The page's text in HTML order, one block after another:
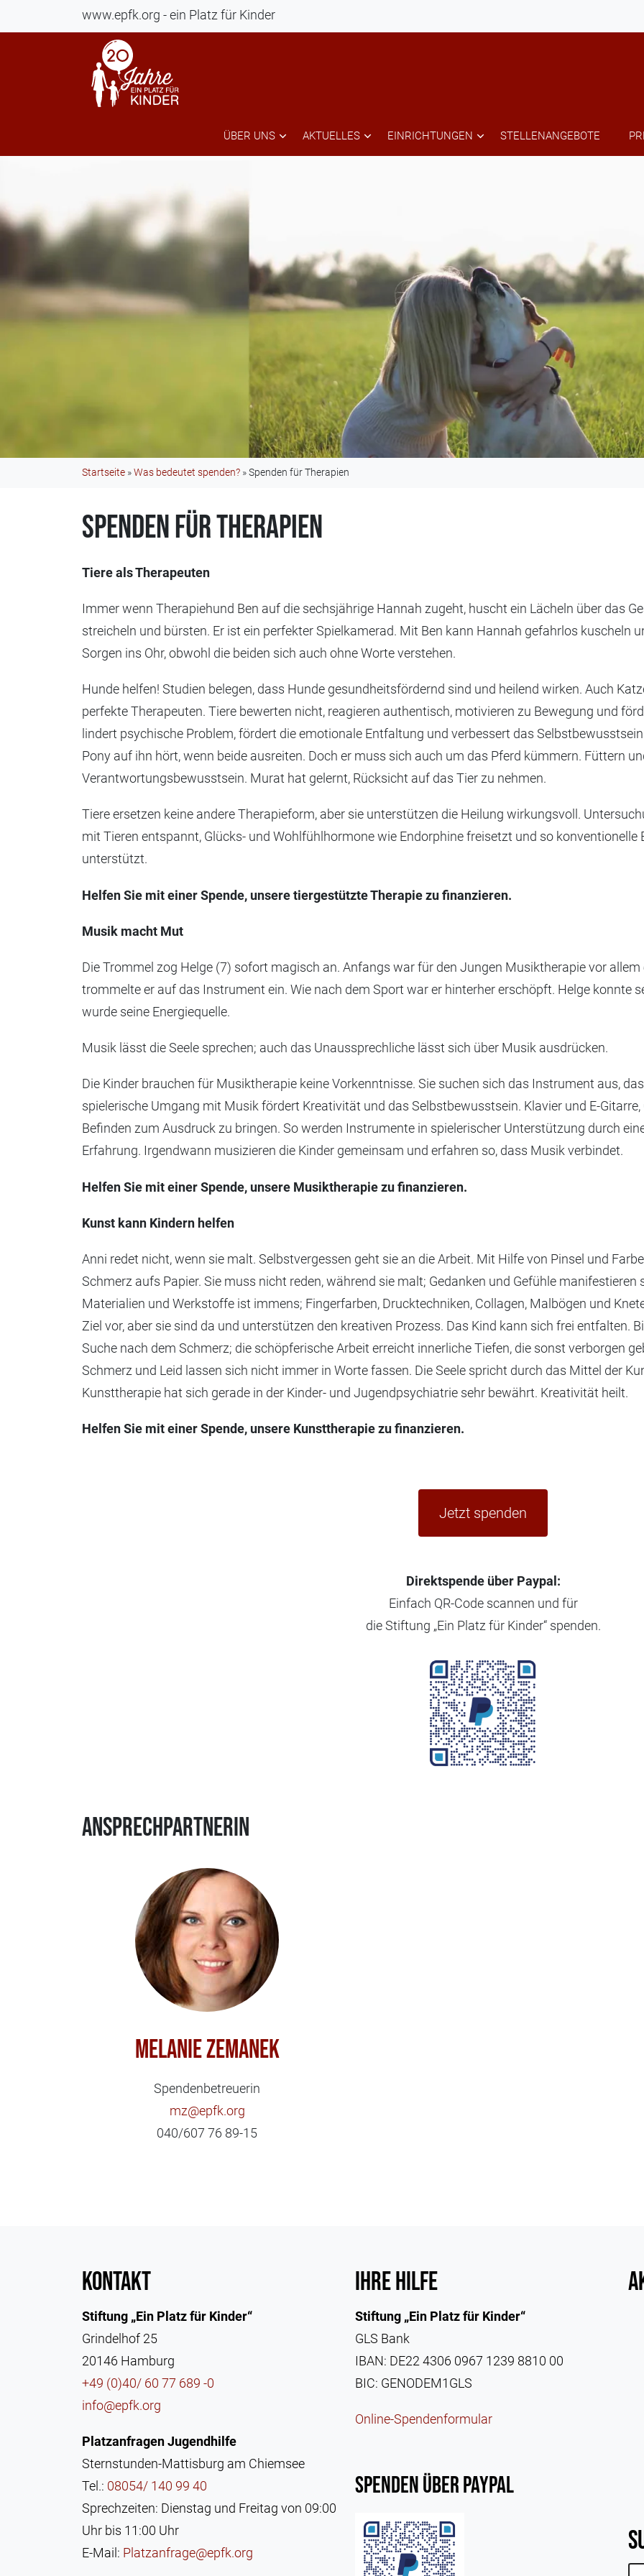
www.epfk.org - ein Platz für Kinder
ÜBER UNS AKTUELLES EINRICHTUNGEN STELLENANGEBOTE
Startseite »Was bedeutet spenden? »Spenden für Therapien
Spenden für Therapien
Tiere als Therapeuten
Immer wenn Therapiehund Ben auf die sechsjährige Hannah zugeht, huscht ein Lächeln über das
streicheln und bürsten. Er ist ein perfekter Spielkamerad. Mit Ben kann Hannah gefahrlos kuscheln
Sorgen ins Ohr, obwohl die beiden sich auch ohne Worte verstehen.
Hunde helfen! Studien belegen, dass Hunde gesundheitsfördernd sind und heilend wirken. Auch
perfekte Therapeuten. Tiere bewerten nicht, reagieren authentisch, motivieren zu Bewegung und
lindert psychische Problem, fördert die emotionale Entfaltung und verbessert das
Pony auf ihn hört, wenn beide ausreiten. Doch er muss sich auch um das Pferd kümmern. Füttern
Verantwortungsbewusstsein. Murat hat gelernt, Rücksicht auf das Tier zu nehmen.
Tiere ersetzen keine andere Therapieform, aber sie unterstützen die Heilung wirkungsvoll.
mit Tieren entspannt, Glücks- und Wohlfühlhormone wie Endorphine freisetzt und so konventionelle
unterstützt.
Helfen Sie mit einer Spende, unsere tiergestützte Therapie zu finanzieren.
Musik macht Mut
Die Trommel zog Helge (7) sofort magisch an. Anfangs war für den Jungen Musiktherapie vor allem
trommelte er auf das Instrument ein. Wie nach dem Sport war er hinterher erschöpft. Helge konnte
wurde seine Energiequelle.
Musik lässt die Seele sprechen; auch das Unaussprechliche lässt sich über Musik ausdrücken.
Die Kinder brauchen für Musiktherapie keine Vorkenntnisse. Sie suchen sich das Instrument aus,
spielerische Umgang mit Musik fördert Kreativität und das Selbstbewusstsein. Klavier und E-Gitarre,
Befinden zum Ausdruck zu bringen. So werden Instrumente in spielerischer Unterstützung durch
Erfahrung. Irgendwann musizieren die Kinder gemeinsam und erfahren so, dass Musik verbindet.
Helfen Sie mit einer Spende, unsere Musiktherapie zu finanzieren.
Kunst kann Kindern helfen
Anni redet nicht, wenn sie malt. Selbstvergessen geht sie an die Arbeit. Mit Hilfe von Pinsel und
Schmerz aufs Papier. Sie muss nicht reden, während sie malt; Gedanken und Gefühle manifestieren
Materialien und Werkstoffe ist immens; Fingerfarben, Drucktechniken, Collagen, Malbögen und
Ziel vor, aber sie sind da und unterstützen den kreativen Prozess. Das Kind kann sich frei entfalten.
Suche nach dem Schmerz; die schöpferische Arbeit erreicht innerliche Tiefen, die sonst verborgen
Schmerz und Leid lassen sich nicht immer in Worte fassen. Die Seele spricht durch das Mittel der
Kunsttherapie hat sich gerade in der Kinder- und Jugendpsychiatrie sehr bewährt. Kreativität heilt.
Helfen Sie mit einer Spende, unsere Kunsttherapie zu finanzieren.
Jetzt spenden
Direktspende über Paypal:
Einfach QR-Code scannen und für
die Stiftung „Ein Platz für Kinder“ spenden.
Ansprechpartnerin
Melanie Zemanek
Spendenbetreuerin
mz@epfk.org
040/607 76 89-15
Kontakt
Stiftung „Ein Platz für Kinder“
Grindelhof 25
20146 Hamburg
+49 (0)40/ 60 77 689 -0
info@epfk.org
Platzanfragen Jugendhilfe
Sternstunden-Mattisburg am Chiemsee
Tel.: 08054/ 140 99 40
Sprechzeiten: Dienstag und Freitag von 09:00
Uhr bis 11:00 Uhr
E-Mail: Platzanfrage@epfk.org
Ihre Hilfe
Stiftung „Ein Platz für Kinder“
GLS Bank
IBAN: DE22 4306 0967 1239 8810 00
BIC: GENODEM1GLS
Online-Spendenformular
Spenden über Paypal